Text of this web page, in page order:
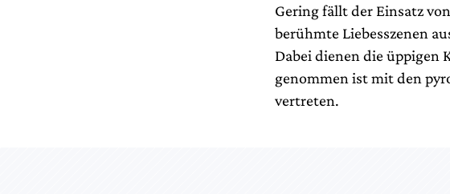
Gering fällt der Einsatz
berühmte Liebesszenen
Dabei dienen die üppigen
genommen ist mit den
vertreten.